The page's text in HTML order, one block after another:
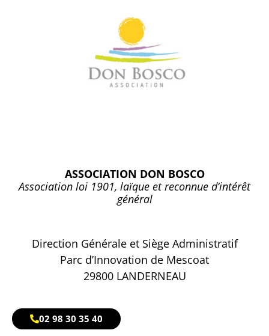
ASSOCIATION DON BOSCO
Association loi 1901, laïque et reconnue d’intérêt
général
Direction Générale et Siège Administratif
Parc d’Innovation de Mescoat
29800 LANDERNEAU
02 98 30 35 40